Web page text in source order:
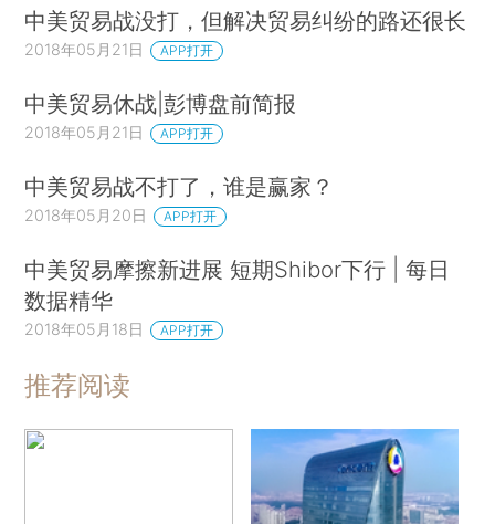
中美贸易战没打，但解决贸易纠纷的路还很长
2018年05月21日 APP打开
中美贸易休战|彭博盘前简报
2018年05月21日 APP打开
中美贸易战不打了，谁是赢家？
2018年05月20日 APP打开
中美贸易摩擦新进展 短期Shibor下行 | 每日
数据精华
2018年05月18日 APP打开
推荐阅读